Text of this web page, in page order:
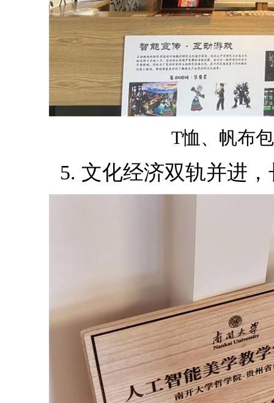
T恤、帆布
5. 文化经济双轨并进，